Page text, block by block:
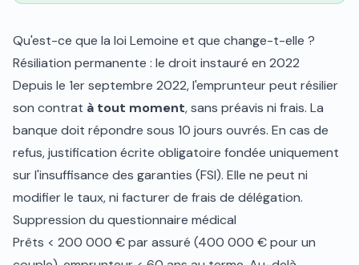
Qu'est-ce que la loi Lemoine et que change-t-elle ?
Résiliation permanente : le droit instauré en 2022
Depuis le 1er septembre 2022, l'emprunteur peut résilier
son contrat à tout moment, sans préavis ni frais. La
banque doit répondre sous 10 jours ouvrés. En cas de
refus, justification écrite obligatoire fondée uniquement
sur l'insuffisance des garanties (FSI). Elle ne peut ni
modifier le taux, ni facturer de frais de délégation.
Suppression du questionnaire médical
Prêts < 200 000 € par assuré (400 000 € pour un